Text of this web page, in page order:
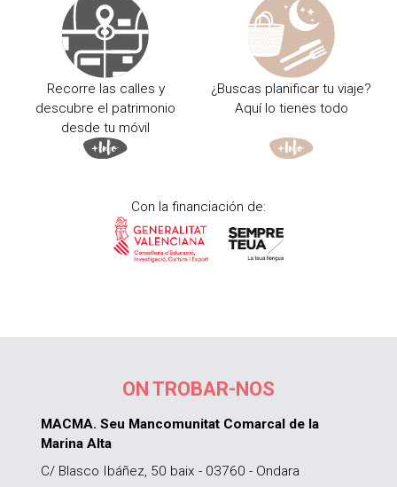
Recorre las calles y
descubre el patrimonio
desde tu móvil
¿Buscas planificar tu viaje?
Aquí lo tienes todo
Con la financiación de:
ON TROBAR-NOS
MACMA. Seu Mancomunitat Comarcal de la
Marina Alta
C/ Blasco Ibáñez, 50 baix - 03760 - Ondara